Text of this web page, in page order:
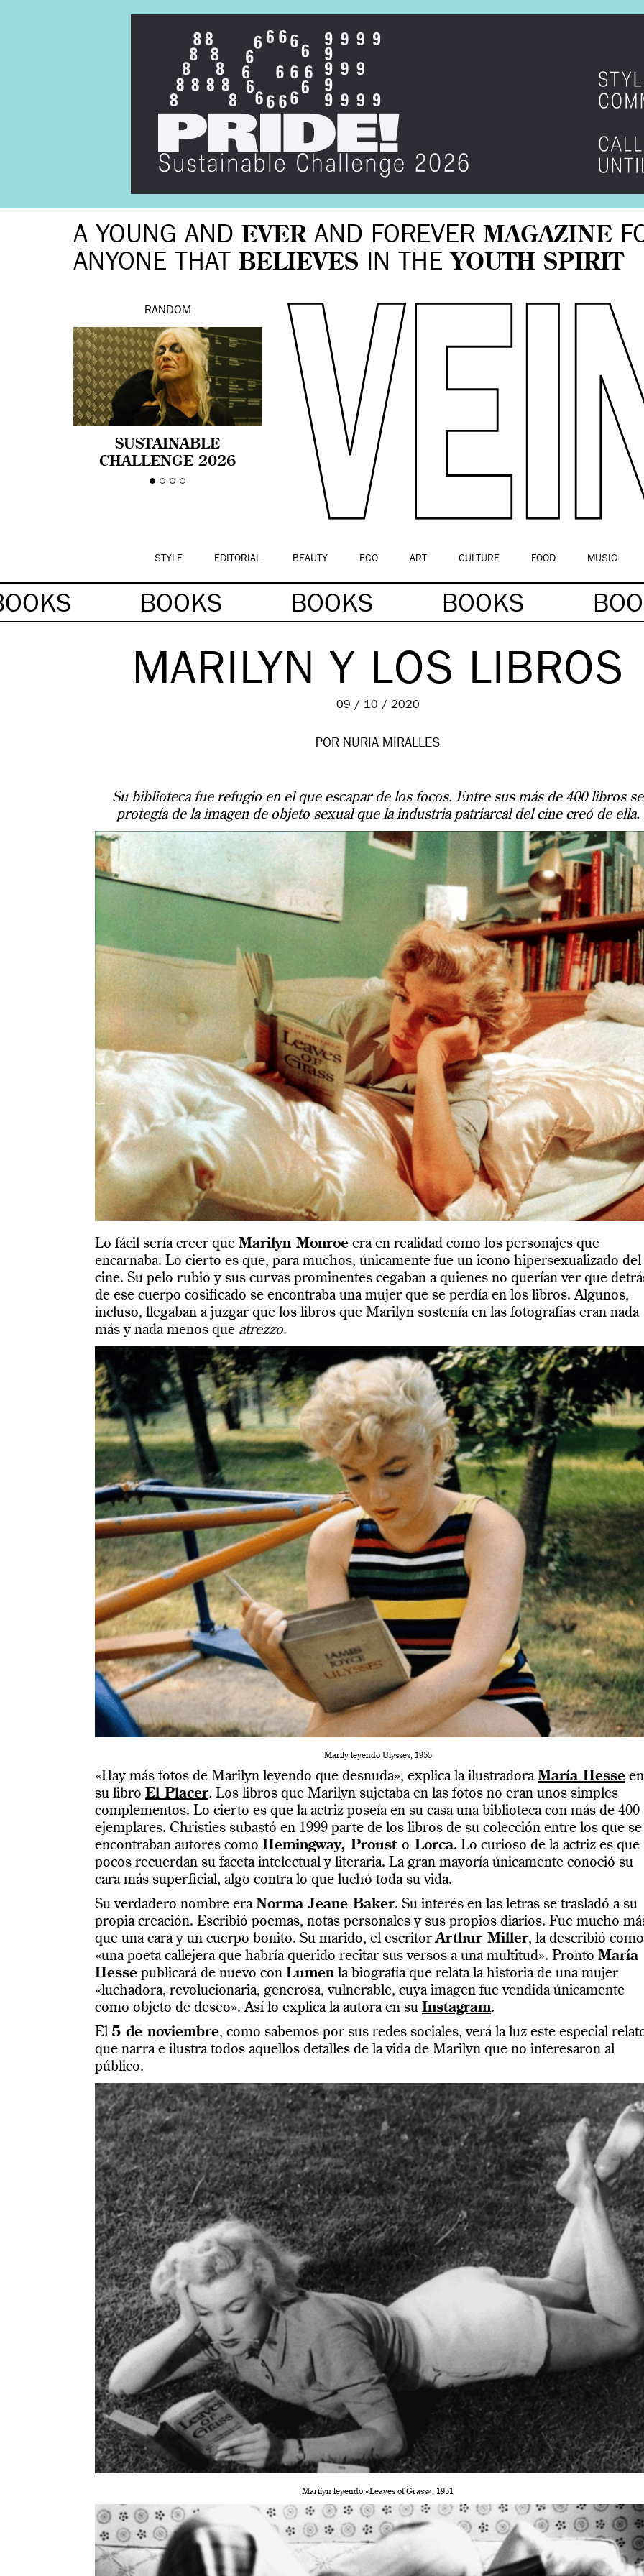
A YOUNG AND EVERAND FOREVER MAGAZINE
ANYONE THAT BELIEVES IN THE YOUTH SPIRIT
RANDOM
SUSTAINABLE
CHALLENGE 2026
CELEBRA LA
STYLE EDITORIAL BEAUTY ECO ART CULTURE FOOD MUSIC
BOOKS BOOKS BOOKS
MARILYN Y LOS LIBROS
09 / 10 / 2020
POR NURIA MIRALLES
Su biblioteca fue refugio en el que escapar de los focos. Entre sus más de 400 libros se
protegía de la imagen de objeto sexual que la industria patriarcal del cine creó de ella.
Lo fácil sería creer que Marilyn Monroe era en realidad como los personajes que
encarnaba. Lo cierto es que, para muchos, únicamente fue un icono hipersexualizado del
cine. Su pelo rubio y sus curvas prominentes cegaban a quienes no querían ver que
de ese cuerpo cosificado se encontraba una mujer que se perdía en los libros. Algunos,
incluso, llegaban a juzgar que los libros que Marilyn sostenía en las fotografías eran nada
más y nada menos que atrezzo.
Marily leyendo Ulysses, 1955
«Hay más fotos de Marilyn leyendo que desnuda», explica la ilustradora María Hesse en
su libro El Placer. Los libros que Marilyn sujetaba en las fotos no eran unos simples
complementos. Lo cierto es que la actriz poseía en su casa una biblioteca con más de 400
ejemplares. Christies subastó en 1999 parte de los libros de su colección entre los que se
encontraban autores como Hemingway, Proust o Lorca. Lo curioso de la actriz es que
pocos recuerdan su faceta intelectual y literaria. La gran mayoría únicamente conoció su
cara más superficial, algo contra lo que luchó toda su vida.
Su verdadero nombre era Norma Jeane Baker. Su interés en las letras se trasladó a su
propia creación. Escribió poemas, notas personales y sus propios diarios. Fue mucho
que una cara y un cuerpo bonito. Su marido, el escritorArthur Miller, la describió como
«una poeta callejera que habría querido recitar sus versos a una multitud». Pronto María
Hesse publicará de nuevo con Lumenla biografía que relata la historia de una mujer
«luchadora, revolucionaria, generosa, vulnerable, cuya imagen fue vendida únicamente
como objeto de deseo». Así lo explica la autora en su Instagram.
El 5 de noviembre, como sabemos por sus redes sociales, verá la luz este especial
que narra e ilustra todos aquellos detalles de la vida de Marilyn que no interesaron al
público.
Marilyn leyendo «Leaves of Grass», 1951